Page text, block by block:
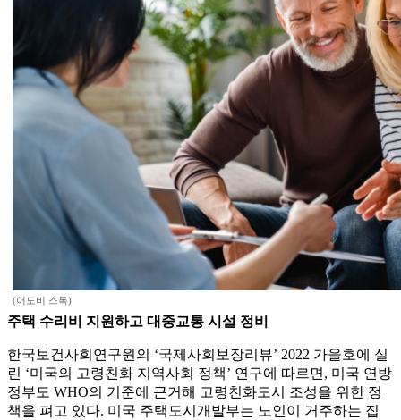
(어도비 스톡)
주택 수리비 지원하고 대중교통 시설 정비
한국보건사회연구원의 ‘국제사회보장리뷰’ 2022 가을호에 실
린 ‘미국의 고령친화 지역사회 정책’ 연구에 따르면, 미국 연방
정부도 WHO의 기준에 근거해 고령친화도시 조성을 위한 정
책을 펴고 있다. 미국 주택도시개발부는 노인이 거주하는 집